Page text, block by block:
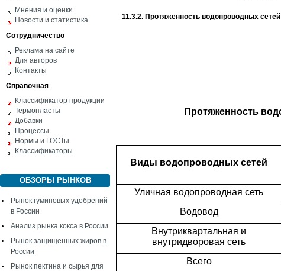
Мнения и оценки
Новости и статистика
Сотрудничество
Реклама на сайте
Для авторов
Контакты
Справочная
Классификатор продукции
Термопласты
Добавки
Процессы
Нормы и ГОСТы
Классификаторы
ОБЗОРЫ РЫНКОВ
Рынок гуминовых удобрений
в России
Анализ рынка кокса в России
Рынок защищенных жиров в
России
Рынок пектина и сырья для
11.3.2. Протяженность водопроводных
Протяженность
Виды водопроводных сетей
Уличная водопроводная сеть
Водовод
Внутриквартальная и
внутридворовая сеть
Всего